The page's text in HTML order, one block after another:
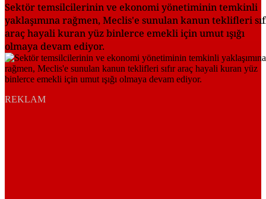
Sektör temsilcilerinin ve ekonomi yönetiminin temkinli
yaklaşımına rağmen, Meclis'e sunulan kanun teklifleri
araç hayali kuran yüz binlerce emekli için umut ışığı
olmaya devam ediyor.
REKLAM